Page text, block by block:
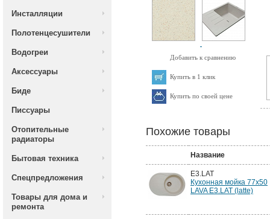
Инсталляции
Полотенцесушители
Водогреи
Аксессуары
Биде
Писсуары
Отопительные
радиаторы
Бытовая техника
Спецпредложения
Товары для дома и
ремонта
Добавить к сравнению
Купить в 1 клик
Купить по своей цене
Похожие товары
Название
E3.LAT
Кухонная мойка 77x50
LAVA E3.LAT (latte)